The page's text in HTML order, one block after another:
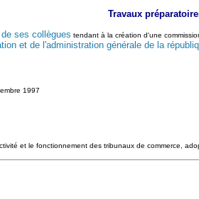
Travaux
ses collègues tendant à la création d'une
et de l'administration générale de la
1997
et le fonctionnement des tribunaux de commerce,